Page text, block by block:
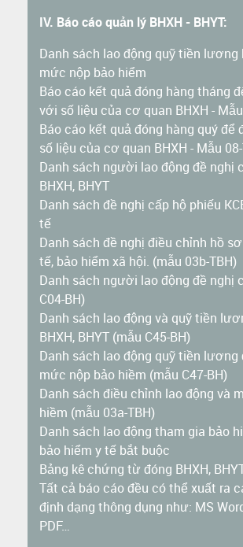
IV. Báo cáo quản lý BHXH - BHYT:
Danh sách lao động quỹ tiền lương
mức nộp bảo hiểm
Báo cáo kết quả đóng hàng tháng
với số liệu của cơ quan BHXH -
Báo cáo kết quả đóng hàng quý để
số liệu của cơ quan BHXH - Mẫu
Danh sách người lao động đề nghị
BHXH, BHYT
Danh sách đề nghị cấp hộ phiếu
tế
Danh sách đề nghị điều chỉnh hồ
tế, bảo hiểm xã hội. (mẫu 03b-TBH)
Danh sách người lao động đề nghị
C04-BH)
Danh sách lao động và quỹ tiền
BHXH, BHYT (mẫu C45-BH)
Danh sách lao động quỹ tiền lương
mức nộp bảo hiềm (mẫu C47-BH)
Danh sách điều chỉnh lao động và
hiềm (mẫu 03a-TBH)
Danh sách lao động tham gia bảo
bảo hiểm y tế bắt buộc
Bảng kê chứng từ đóng BHXH,
Tất cả báo cáo đều có thể xuất ra
định dạng thông dụng như: MS
PDF…